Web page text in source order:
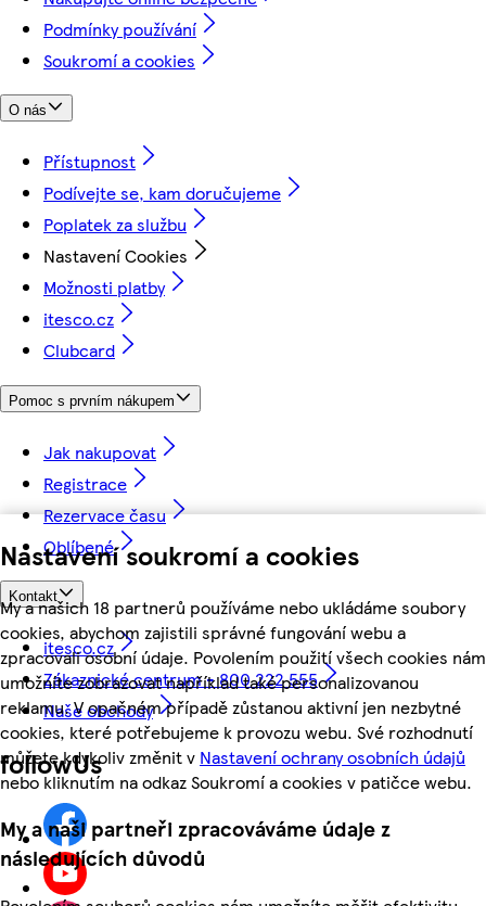
Nastavení soukromí a cookies
My a našich 18 partnerů používáme nebo ukládáme soubory
cookies, abychom zajistili správné fungování webu a
zpracovali osobní údaje. Povolením použití všech cookies nám
umožníte zobrazovat například také personalizovanou
reklamu. V opačném případě zůstanou aktivní jen nezbytné
cookies, které potřebujeme k provozu webu. Své rozhodnutí
můžete kdykoliv změnit v Nastavení ochrany osobních údajů
nebo kliknutím na odkaz Soukromí a cookies v patičce webu.
My a naši partneři zpracováváme údaje z
následujících důvodů
Podmínky používání
Soukromí a cookies
O nás
Přístupnost
Podívejte se, kam doručujeme
Poplatek za službu
Nastavení Cookies
Možnosti platby
itesco.cz
Clubcard
Pomoc s prvním nákupem
Jak nakupovat
Registrace
Rezervace času
Oblíbené
Kontakt
itesco.cz
Zákaznické centrum - 800 222 555
Naše obchody
followUs